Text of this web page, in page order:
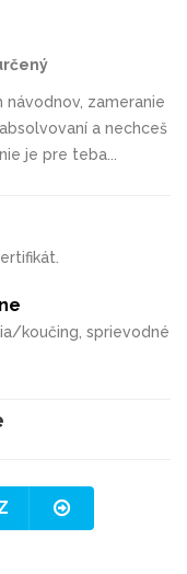
návodnov, zameranie
a nechceš
je pre teba...
koučing, sprievodné